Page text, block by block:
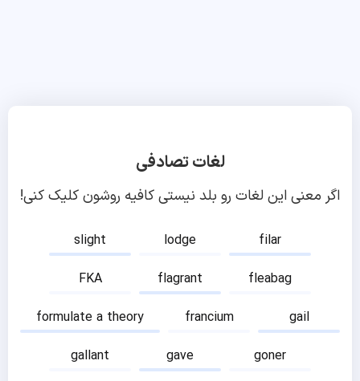
لغات تصادفی
اگر معنی این لغات رو بلد نیستی کافیه روشون کلیک کنی!
slight lodge
filar
FKA
flagrant
fleabag
formulate a theory
francium
gail
gallant
gave
goner